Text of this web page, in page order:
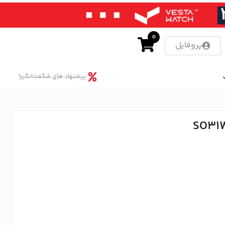
پروفایل
0
پیشنهاد های شگفت‌انگیز!